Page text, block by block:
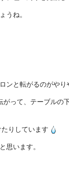
うね。
ンと転がるのがやり
って、テーブルの
りしています
思います。